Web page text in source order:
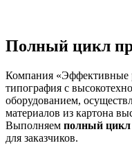
Полный цикл
Компания «Эффективные
типография с
оборудованием,
материалов из картона
Выполняем полный цикл
для заказчиков.